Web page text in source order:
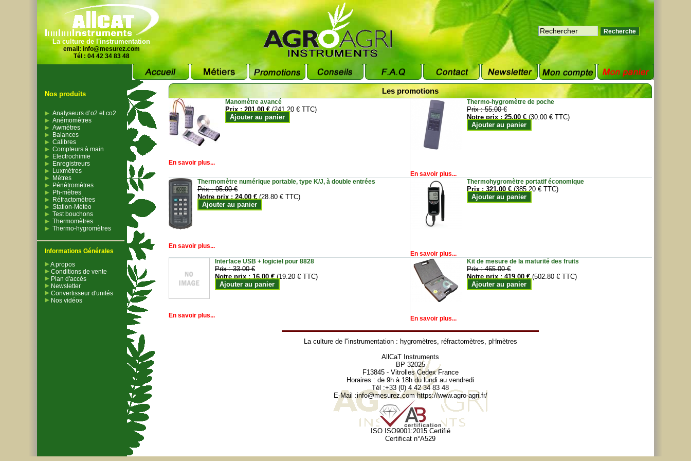
La culture de l'instrumentation
email: info@mesurez.com
Tél : 04 42 34 83 48
Nos produits
Analyseurs d’o2 et co2
Anémomètres
Awmètres
Balances
Calibres
Compteurs à main
Electrochimie
Enregistreurs
Luxmètres
Mètres
Pénétromètres
Ph-mètres
Réfractomètres
Station-Météo
Test bouchons
Thermomètres
Thermo-hygromètres
Informations Générales
A propos
Conditions de vente
Plan d'accès
Newsletter
Convertisseur d'unités
Nos vidéos
Les promotions
Manomètre avancé
Prix :201.00 € (241.20 € TTC)
Ajouter au panier
En savoir plus...
Thermo-hygromètre de poche
Prix :55.00 €
Notre prix :25.00 € (30.00 € TTC)
Ajouter au panier
En savoir plus...
Thermomètre numérique portable, type K/J, à double entrées
Prix :95.00 €
Notre prix :24.00 € (28.80 € TTC)
Ajouter au panier
En savoir plus...
Thermohygromètre portatif économique
Prix :321.00 € (385.20 € TTC)
Ajouter au panier
En savoir plus...
Interface USB + logiciel pour 8828
Prix :33.00 €
Notre prix :16.00 € (19.20 € TTC)
Ajouter au panier
En savoir plus...
Kit de mesure de la maturité des fruits
Prix :465.00 €
Notre prix :419.00 € (502.80 € TTC)
Ajouter au panier
En savoir plus...
La culture de l''instrumentation : hygromètres, réfractomètres, pHmètres
AllCaT Instruments
BP 32025
F13845 - Vitrolles Cedex France
Horaires : de 9h à 18h du lundi au vendredi
Tél :+33 (0) 4 42 34 83 48
E-Mail :info@mesurez.com https://www.agro-agri.fr/
ISO ISO9001:2015 Certifié
Certificat n°A529